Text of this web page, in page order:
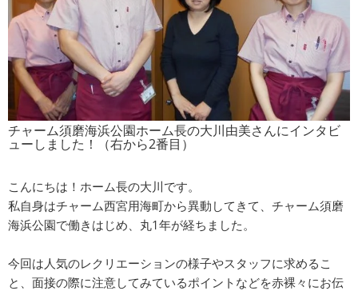
チャーム須磨海浜公園ホーム長の大川由美さんにインタビ
ューしました！（右から2番目）
こんにちは！ホーム長の大川です。
私自身はチャーム西宮用海町から異動してきて、チャーム須磨
海浜公園で働きはじめ、丸1年が経ちました。
今回は人気のレクリエーションの様子やスタッフに求めるこ
と、面接の際に注意してみているポイントなどを赤裸々にお伝